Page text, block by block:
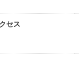
セス